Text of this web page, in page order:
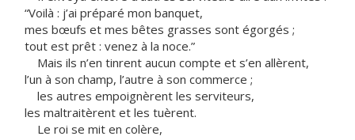
“Voilà : j’ai préparé mon banquet,
mes bœufs et mes bêtes grasses sont égorgés ;
tout est prêt : venez à la noce.”
Mais ils n’en tinrent aucun compte et s’en allèrent,
l’un à son champ, l’autre à son commerce ;
les autres empoignèrent les serviteurs,
les maltraitèrent et les tuèrent.
Le roi se mit en colère,